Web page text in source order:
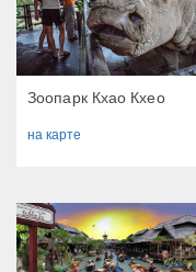
Зоопарк Кхао Кхео
на карте